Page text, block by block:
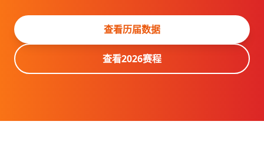
查看历届数据
查看2026赛程